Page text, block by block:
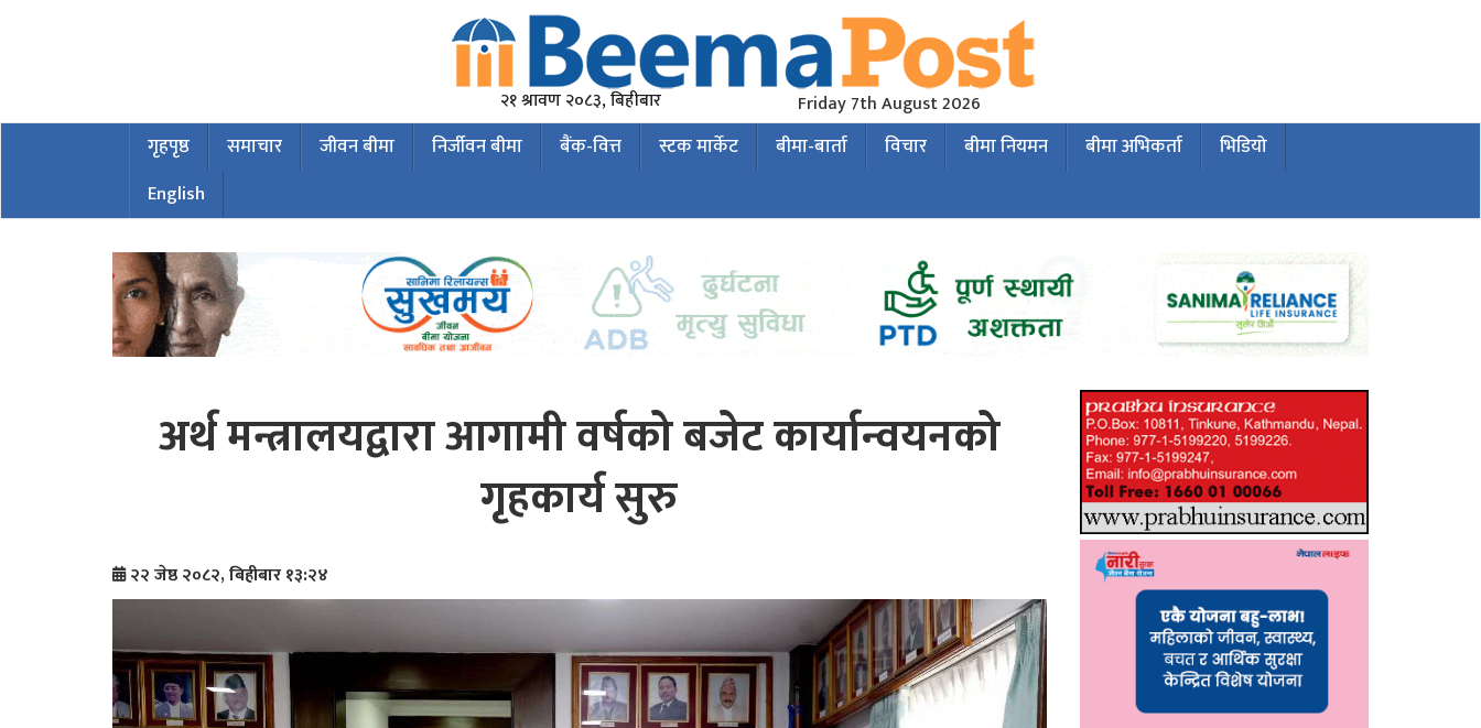
२१ श्रावण २०८३, बिहीबार Friday 7th August 2026
गृहपृष्ठ समाचार जीवन बीमा निर्जीवन बीमा बैंक-वित्त स्टक मार्केट बीमा-बार्ता विचार बीमा नियमन बीमा अभिकर्ता
भिडियो
English
अर्थ मन्त्रालयद्वारा आगामी वर्षको बजेट कार्यान्वयनको
गृहकार्य सुरु
२२ जेष्ठ २०८२, बिहीबार १३:२४